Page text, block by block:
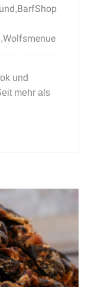
,BarfShop
,Wolfsmenue
und
mehr als